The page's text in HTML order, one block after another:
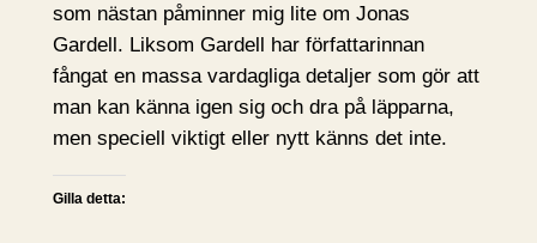
som nästan påminner mig lite om Jonas
Gardell. Liksom Gardell har författarinnan
fångat en massa vardagliga detaljer som gör att
man kan känna igen sig och dra på läpparna,
men speciell viktigt eller nytt känns det inte.
Gilla detta: